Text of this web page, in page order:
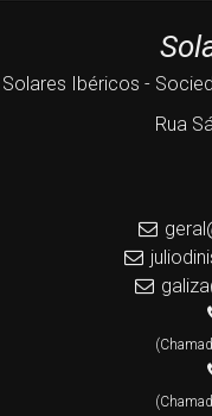
Solares Ibéricos -
Rua